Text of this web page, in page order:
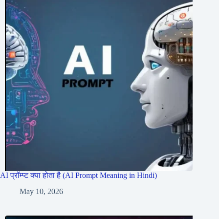
AI प्रॉम्प्ट क्या होता है (AI Prompt Meaning in Hindi)
May 10, 2026